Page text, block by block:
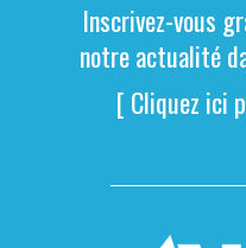
Inscrivez-vous
notre actualité
[ Cliquez ici